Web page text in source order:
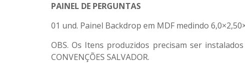
PAINEL DE PERGUNTAS
01 und. Painel Backdrop em MDF medindo
OBS. Os Itens produzidos precisam ser
CONVENÇÕES SALVADOR.